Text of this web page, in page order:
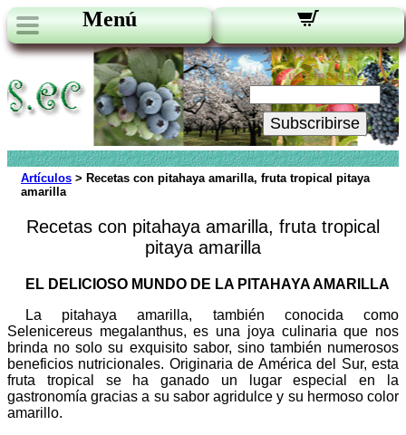
Menú
Novedades:
Su Email:
Subscribirse
Artículos > Recetas con pitahaya amarilla, fruta tropical pitaya
amarilla
Recetas con pitahaya amarilla, fruta tropical
pitaya amarilla
EL DELICIOSO MUNDO DE LA PITAHAYA AMARILLA
La pitahaya amarilla, también conocida como
Selenicereus megalanthus, es una joya culinaria que nos
brinda no solo su exquisito sabor, sino también numerosos
beneficios nutricionales. Originaria de América del Sur, esta
fruta tropical se ha ganado un lugar especial en la
gastronomía gracias a su sabor agridulce y su hermoso color
amarillo.